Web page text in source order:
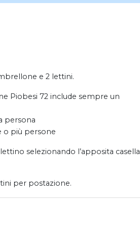
e 2 lettini.
Piobesi 72 include sempre un
persona
o più persone
selezionando l’apposita casella
per postazione.